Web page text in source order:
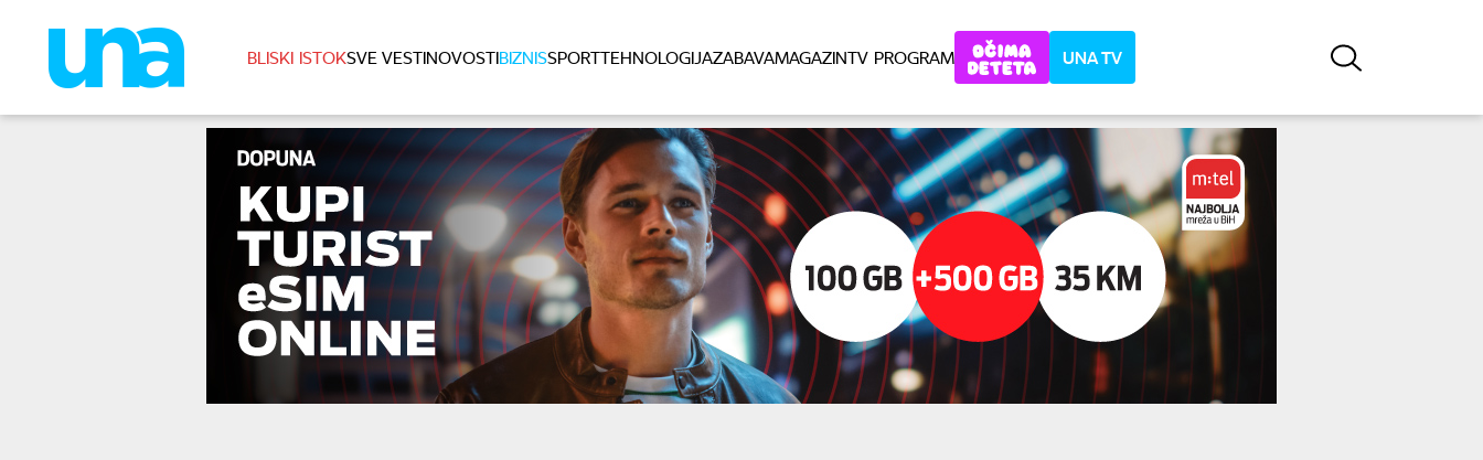
BLISKI ISTOKSVE VESTINOVOSTIBIZNISSPORTTEHNOLOGIJAZABAVAMAGAZINTV PROGRAM UNA TV